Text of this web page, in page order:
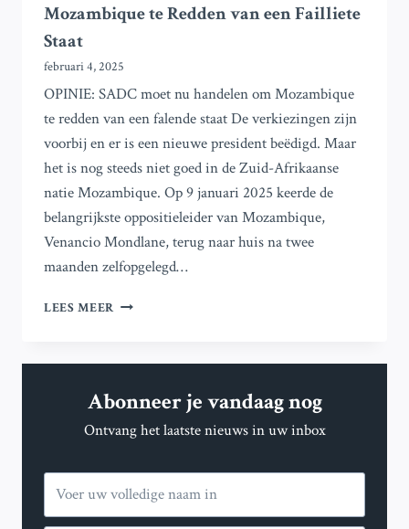
Mozambique te Redden van een Failliete
Staat
februari 4, 2025
OPINIE: SADC moet nu handelen om Mozambique
te redden van een falende staat De verkiezingen zijn
voorbij en er is een nieuwe president beëdigd. Maar
het is nog steeds niet goed in de Zuid-Afrikaanse
natie Mozambique. Op 9 januari 2025 keerde de
belangrijkste oppositieleider van Mozambique,
Venancio Mondlane, terug naar huis na twee
maanden zelfopgelegd…
LEES MEER SADC
HANDELEN
MOZAMBIQUE
REDDEN
EEN
FAILLIETE
STAAT
Abonneer je vandaag nog
Ontvang het laatste nieuws in uw inbox